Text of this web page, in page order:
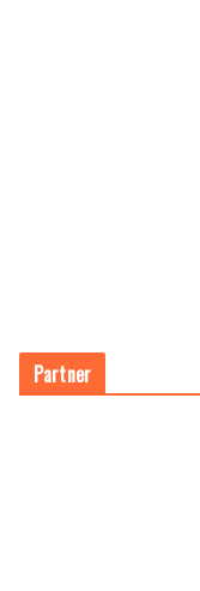
Partner